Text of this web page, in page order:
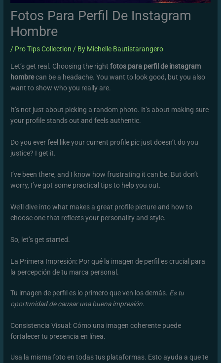
Fotos Para Perfil De Instagram
Hombre
/ Pro Tips Collection / By Michelle Bautistarangero
Let’s get real. Choosing the rightfotos para perfil de instagram
hombrecan be a headache. You want to look good, but you also
want to show who you really are.
It’s not just about picking a random photo. It’s about making sure
your profile stands out and feels authentic.
Do you ever feel like your current profile pic just doesn’t do you
justice? I get it.
I’ve been there, and I know how frustrating it can be. But don’t
worry, I’ve got some practical tips to help you out.
We’ll dive into what makes a great profile picture and how to
choose one that reflects your personality and style.
So, let’s get started.
La Primera Impresión: Por qué la imagen de perfil es crucial para
la percepción de tu marca personal.
Tu imagen de perfil es lo primero que ven los demás. Es tu
oportunidad de causar una buena impresión.
Consistencia Visual: Cómo una imagen coherente puede
fortalecer tu presencia en línea.
Usa la misma foto en todas tus plataformas. Esto ayuda a que te